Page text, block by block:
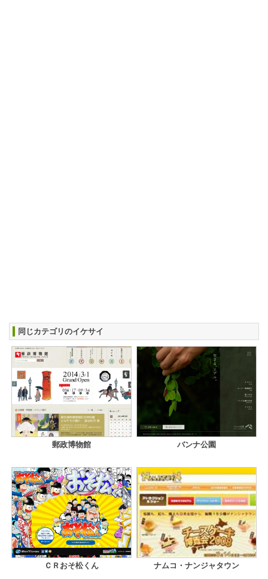
同じカテゴリのイケサイ
郵政博物館 バンナ公園
ＣＲおそ松くん ナムコ・ナンジャタウン